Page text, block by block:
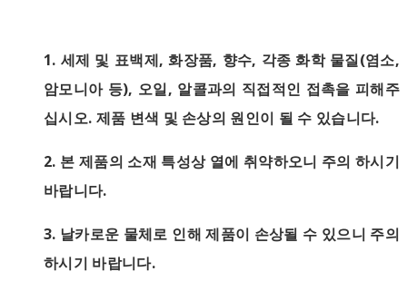
1. 세제 및 표백제, 화장품, 향수, 각종 화학 물질(염소,
암모니아 등), 오일, 알콜과의 직접적인 접촉을 피해주
십시오. 제품 변색 및 손상의 원인이 될 수 있습니다.
2. 본 제품의 소재 특성상 열에 취약하오니 주의 하시기
바랍니다.
3. 날카로운 물체로 인해 제품이 손상될 수 있으니 주의
하시기 바랍니다.